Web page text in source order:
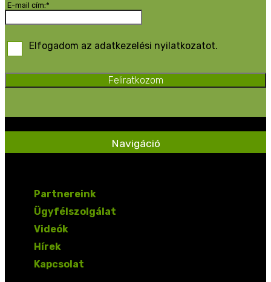
E-mail cím:*
Elfogadom az adatkezelési nyilatkozatot.
Feliratkozom
Navigáció
Partnereink
Ügyfélszolgálat
Videók
Hírek
Kapcsolat